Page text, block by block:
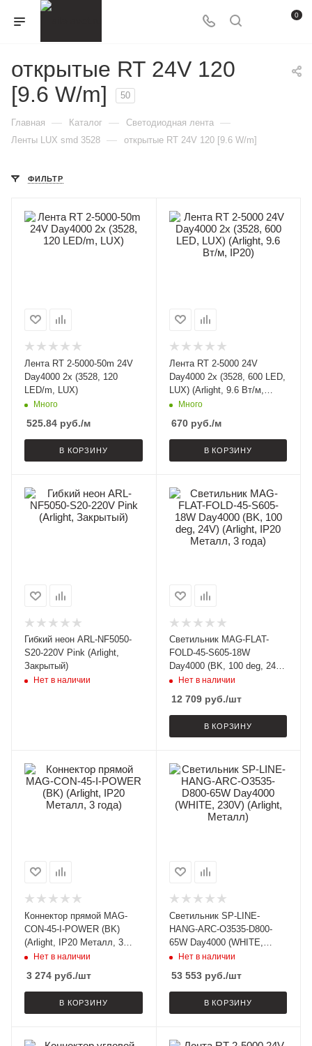
0
открытые RT 24V 120
[9.6 W/m]
50
Главная — Каталог — Светодиодная лента —
Ленты LUX smd 3528 — открытые RT 24V 120 [9.6 W/m]
ФИЛЬТР
Лента RT 2-5000-50m 24V
Day4000 2x (3528, 120
LED/m, LUX)
Много
525.84 руб./м
В КОРЗИНУ
Лента RT 2-5000 24V
Day4000 2x (3528, 600 LED,
LUX) (Arlight, 9.6 Вт/м,
IP20)Много
670руб./м
В КОРЗИНУ
Гибкий неон ARL-NF5050-
S20-220V Pink (Arlight,
Закрытый)
Нет в наличии
Светильник MAG-FLAT-
FOLD-45-S605-18W
Day4000 (BK, 100 deg, 24V)
(Arlight, IP20 Металл, 3
Нет в наличии
12 709руб./шт
В КОРЗИНУ
Коннектор прямой MAG-
CON-45-I-POWER (BK)
(Arlight, IP20 Металл, 3
года)Нет в наличии
3 274 руб./шт
В КОРЗИНУ
Светильник SP-LINE-
HANG-ARC-O3535-D800-
65W Day4000 (WHITE,
230V) (Arlight, Металл)
Нет в наличии
53 553руб./шт
В КОРЗИНУ